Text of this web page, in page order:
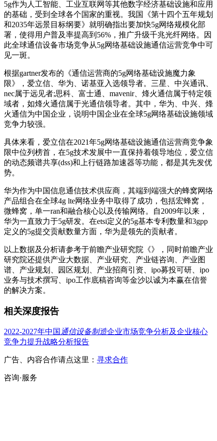
5g作为人工智能、工业互联网等其他数字经济基础设施和应用
的基础，受到全球各个国家的重视。我国《第十四个五年规划
和2035年远景目标纲要》就明确指出要加快5g网络规模化部
署，使得用户普及率提高到56%，推广升级千兆光纤网络。因
此全球通信设备市场竞争从5g网络基础设施通信运营竞争中可
见一斑。
根据gartner发布的《通信运营商的5g网络基础设施魔力象
限》，爱立信、华为、诺基亚入选领导者。三星、中兴通讯、
nec属于远见者;思科、富士通、mavenir、烽火通信属于特定领
域者，如烽火通信属于光通信领导者。其中，华为、中兴、烽
火通信为中国企业，说明中国企业在全球5g网络基础设施领域
竞争力较强。
具体来看，爱立信在2021年5g网络基础设施通信运营商竞争象
限中位列榜首，在5g技术发展中一直保持着领导地位，爱立信
的动态频谱共享(dss)和上行链路加速器等功能，都是其先发优
势。
华为作为中国信息通信技术供应商，其端到端强大的蜂窝网络
产品组合在全球4g lte网络业务中取得了成功，包括宏蜂窝，
微蜂窝，单一ran和融合核心以及传输网络。自2009年以来，
华为一直致力于5g研发。在etsi定义的5g基本专利数量和3gpp
定义的5g提交贡献数量方面，华为是领先的贡献者。
以上数据及分析请参考于前瞻产业研究院《》，同时前瞻产业
研究院还提供产业大数据、产业研究、产业链咨询、产业图
谱、产业规划、园区规划、产业招商引资、ipo募投可研、ipo
业务与技术撰写、ipo工作底稿咨询等金沙以诚为本赢在信誉
的解决方案。
相关深度报告
2022-2027年中国 通信设备制造企业市场竞争分析及企业核心
竞争力提升战略分析报告
广告、内容合作请点这里： 寻求合作
咨询·服务